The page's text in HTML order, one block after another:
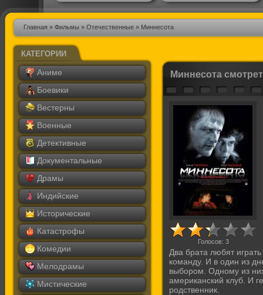
Главная » Фильмы » Отечественные » Миннесота
КАТЕГОРИИ
Аниме
Боевики
Вестерны
Военные
Детективные
Документальные
Драмы
Индийские
Исторические
Катастрофы
Комедии
Мелодрамы
Мистические
Миннесота
Голосов: 3
Два брата любят
команду. И в один из
выбором. Одному из
американский клуб. И
родственник.